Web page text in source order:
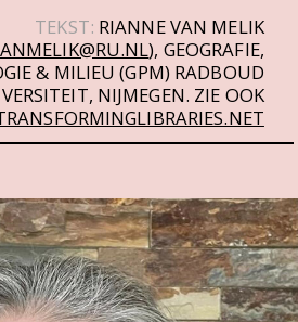
TEKST:RIANNE VAN MELIK
), GEOGRAFIE,
& MILIEU (GPM) RADBOUD
NIJMEGEN. ZIE OOK